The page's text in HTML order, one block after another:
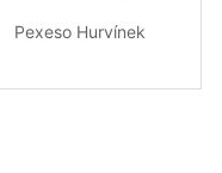
Pexeso Hurvínek